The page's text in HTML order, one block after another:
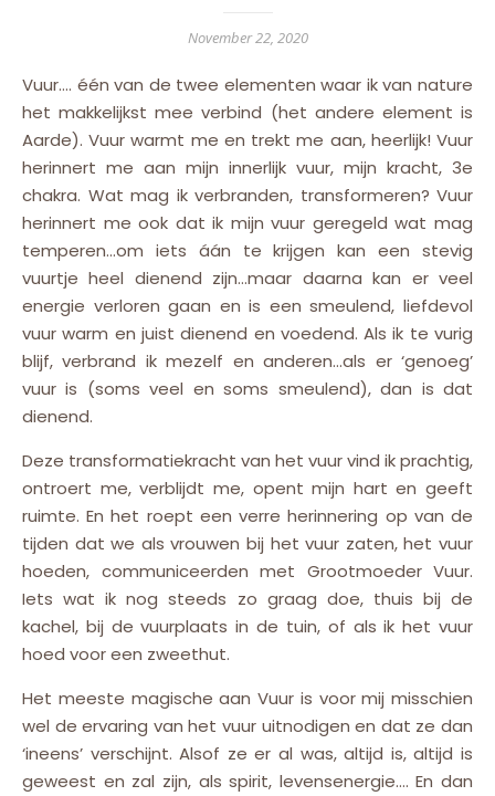
November 22, 2020
Vuur…. één van de twee elementen waar ik van nature
het makkelijkst mee verbind (het andere element is
Aarde). Vuur warmt me en trekt me aan, heerlijk! Vuur
herinnert me aan mijn innerlijk vuur, mijn kracht, 3e
chakra. Wat mag ik verbranden, transformeren? Vuur
herinnert me ook dat ik mijn vuur geregeld wat mag
temperen…om iets áán te krijgen kan een stevig
vuurtje heel dienend zijn…maar daarna kan er veel
energie verloren gaan en is een smeulend, liefdevol
vuur warm en juist dienend en voedend. Als ik te vurig
blijf, verbrand ik mezelf en anderen…als er ‘genoeg’
vuur is (soms veel en soms smeulend), dan is dat
dienend.
Deze transformatiekracht van het vuur vind ik prachtig,
ontroert me, verblijdt me, opent mijn hart en geeft
ruimte. En het roept een verre herinnering op van de
tijden dat we als vrouwen bij het vuur zaten, het vuur
hoeden, communiceerden met Grootmoeder Vuur.
Iets wat ik nog steeds zo graag doe, thuis bij de
kachel, bij de vuurplaats in de tuin, of als ik het vuur
hoed voor een zweethut.
Het meeste magische aan Vuur is voor mij misschien
wel de ervaring van het vuur uitnodigen en dat ze dan
‘ineens’ verschijnt. Alsof ze er al was, altijd is, altijd is
geweest en zal zijn, als spirit, levensenergie…. En dan